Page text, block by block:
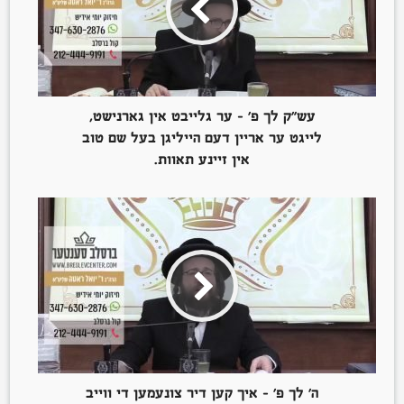
עש”ק לך פ’ – ער גלייבט אין גארנישט,
לייגט ער אריין דעם הייליגן בעל שם טוב
אין זיינע תאוות.
ה’ לך פ’ – איך קען דיר צונעמען די ווייב